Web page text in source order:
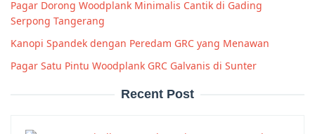
Pagar Dorong Woodplank Minimalis Cantik di Gading
Serpong Tangerang
Kanopi Spandek dengan Peredam GRC yang Menawan
Pagar Satu Pintu Woodplank GRC Galvanis di Sunter
Recent Post